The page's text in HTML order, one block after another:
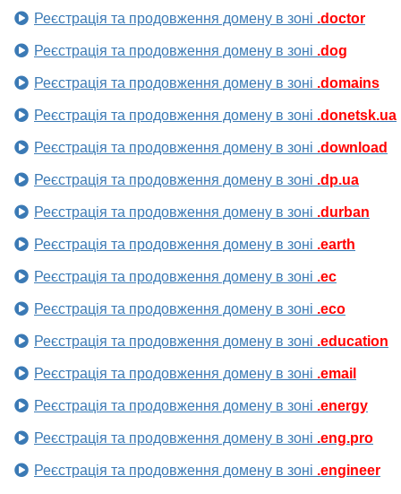
Реєстрація та продовження домену в зоні .doctor
Реєстрація та продовження домену в зоні .dog
Реєстрація та продовження домену в зоні .domains
Реєстрація та продовження домену в зоні .donetsk.ua
Реєстрація та продовження домену в зоні .download
Реєстрація та продовження домену в зоні .dp.ua
Реєстрація та продовження домену в зоні .durban
Реєстрація та продовження домену в зоні .earth
Реєстрація та продовження домену в зоні .ec
Реєстрація та продовження домену в зоні .eco
Реєстрація та продовження домену в зоні .education
Реєстрація та продовження домену в зоні .email
Реєстрація та продовження домену в зоні .energy
Реєстрація та продовження домену в зоні .eng.pro
Реєстрація та продовження домену в зоні .engineer